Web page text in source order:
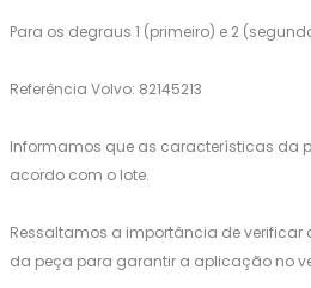
Para os degraus 1 (primeiro) e 2
Referência Volvo: 82145213
Informamos que as características da
acordo com o lote.
Ressaltamos a importância de
da peça para garantir a aplicação no